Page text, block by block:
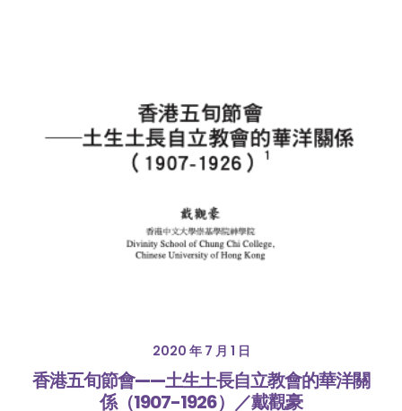
2020 年 7 月 1 日
香港五旬節會——土生土長自立教會的華洋關
係（1907-1926）／戴觀豪